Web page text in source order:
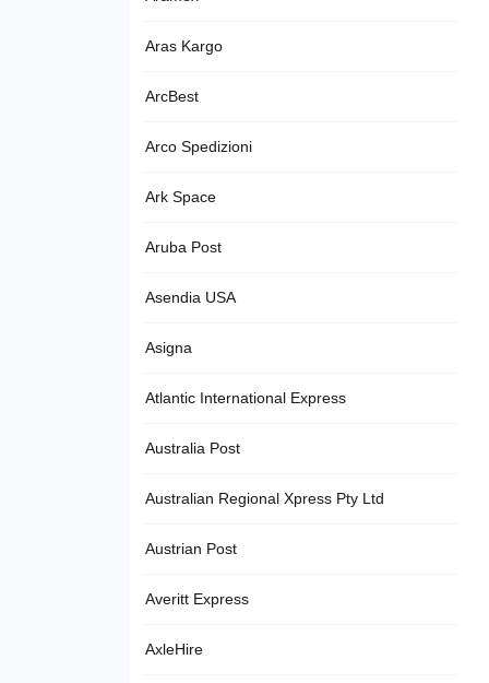
Aras Kargo
ArcBest
Arco Spedizioni
Ark Space
Aruba Post
Asendia USA
Asigna
Atlantic International Express
Australia Post
Australian Regional Xpress Pty Ltd
Austrian Post
Averitt Express
AxleHire